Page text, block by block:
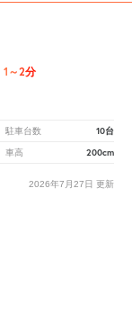
1～2分
駐車台数 10台
車高 200cm
2026年7月27日 更新